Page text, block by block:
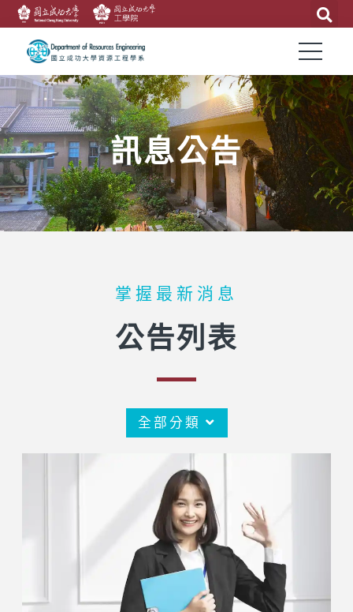
訊息公告
掌握最新消息
公告列表
全部分類